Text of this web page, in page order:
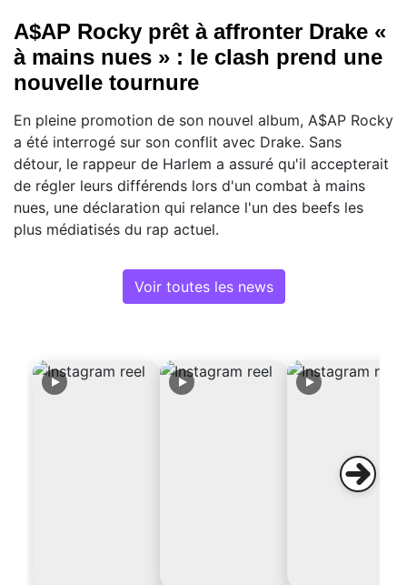
A$AP Rocky prêt à affronter Drake «
à mains nues » : le clash prend une
nouvelle tournure
En pleine promotion de son nouvel album, A$AP Rocky
a été interrogé sur son conflit avec Drake. Sans
détour, le rappeur de Harlem a assuré qu'il accepterait
de régler leurs différends lors d'un combat à mains
nues, une déclaration qui relance l'un des beefs les
plus médiatisés du rap actuel.
Voir toutes les news